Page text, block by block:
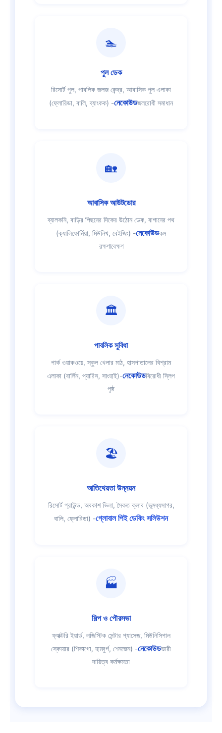
🏊
পুল ডেক
রিসোর্ট পুল, পাবলিক জলজ কেন্দ্র, আবাসিক পুল এলাকা
(ফ্লোরিডা, বালি, ব্যাংকক) -নেকোউডজলরোধী সমাধান
🏡
আবাসিক আউটডোর
ব্যালকনি, বাড়ির পিছনের দিকের উঠোন ডেক, বাগানের পথ
(ক্যালিফোর্নিয়া, মিউনিখ, বেইজিং) -নেকোউডকম
রক্ষণাবেক্ষণ
🏛️
পাবলিক সুবিধা
পার্ক ওয়াকওয়ে, স্কুল খেলার মাঠ, হাসপাতালের বিশ্রাম
এলাকা (বার্লিন, প্যারিস, সাংহাই)-নেকোউডবিরোধী স্লিপ
পৃষ্ঠ
🏖️
আতিথেয়তা উন্নয়ন
রিসোর্ট গ্রাউন্ড, অবকাশ ভিলা, সৈকত ক্লাব (ভূমধ্যসাগর,
বালি, ফ্লোরিডা) -গ্লোবাল পিই ডেকিং সলিউশন
🏭
শিল্প ও পৌরসভা
ফ্যাক্টরি ইয়ার্ড, লজিস্টিক সেন্টার প্যাসেজ, মিউনিসিপাল
স্কোয়ার (শিকাগো, হামবুর্গ, শেনজেন) -নেকোউডভারী
দায়িত্ব কর্মক্ষমতা